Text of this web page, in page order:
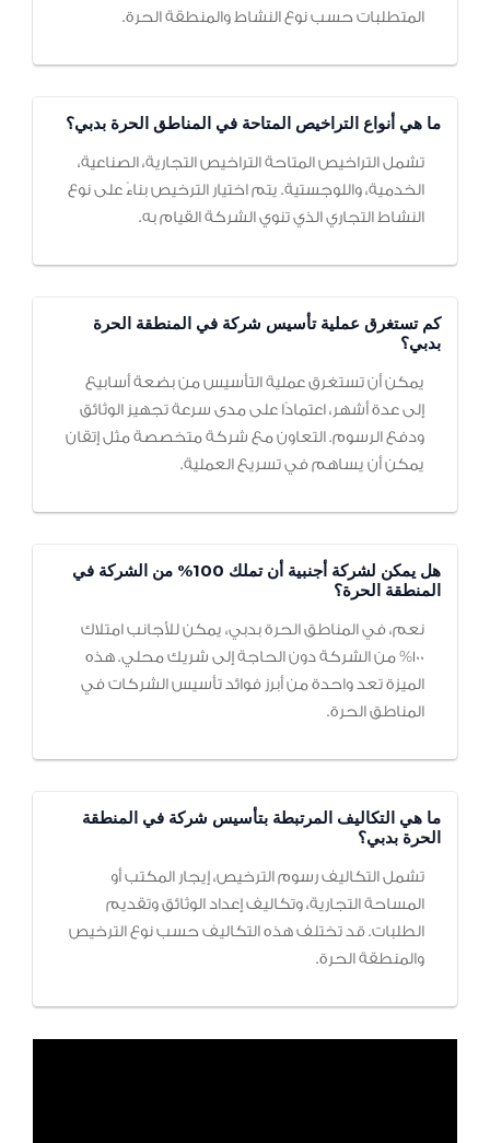
المتطلبات حسب نوع النشاط والمنطقة الحرة.
ما هي أنواع التراخيص المتاحة في المناطق الحرة بدبي؟
تشمل التراخيص المتاحة التراخيص التجارية، الصناعية،
الخدمية، واللوجستية. يتم اختيار الترخيص بناءً على نوع
النشاط التجاري الذي تنوي الشركة القيام به.
كم تستغرق عملية تأسيس شركة في المنطقة الحرة
بدبي؟
يمكن أن تستغرق عملية التأسيس من بضعة أسابيع
إلى عدة أشهر، اعتمادًا على مدى سرعة تجهيز الوثائق
ودفع الرسوم. التعاون مع شركة متخصصة مثل إتقان
يمكن أن يساهم في تسريع العملية.
هل يمكن لشركة أجنبية أن تملك 100% من الشركة في
المنطقة الحرة؟
نعم، في المناطق الحرة بدبي، يمكن للأجانب امتلاك
100% من الشركة دون الحاجة إلى شريك محلي. هذه
الميزة تعد واحدة من أبرز فوائد تأسيس الشركات في
المناطق الحرة.
ما هي التكاليف المرتبطة بتأسيس شركة في المنطقة
الحرة بدبي؟
تشمل التكاليف رسوم الترخيص، إيجار المكتب أو
المساحة التجارية، وتكاليف إعداد الوثائق وتقديم
الطلبات. قد تختلف هذه التكاليف حسب نوع الترخيص
والمنطقة الحرة.